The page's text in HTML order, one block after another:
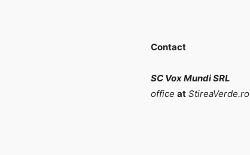
Contact
SC Vox Mundi SRL
office at StireaVerde.ro